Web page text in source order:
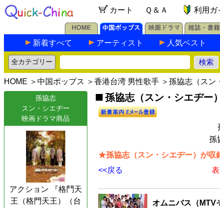
カート Ｑ＆Ａ 利用ガ
新着すべて アーティスト 人気ベスト
HOME ＞ 中国ポップス ＞ 香港台湾 男性歌手 ＞孫協志（スン
孫協志
スン・シエヂー
映画ドラマ商品
アクション 『格鬥天
王（格門天王）（台
孫協志（スン・シエヂー
孫
★孫協志（スン・シエヂー）が収
<<戻る
オムニバス（MTV